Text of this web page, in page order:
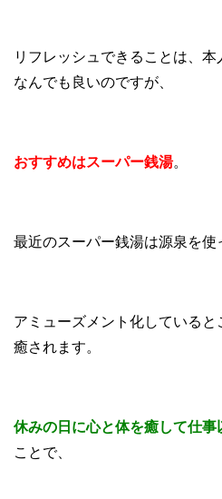
リフレッシュできることは、
なんでも良いのですが、
おすすめはスーパー銭湯。
最近のスーパー銭湯は源泉を
アミューズメント化していると
癒されます。
休みの日に心と体を癒して仕
ことで、